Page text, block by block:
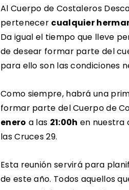
Al Cuerpo de Costaleros
pertenecer cualquier
Da igual el tiempo que lleve
de desear formar parte del
para ello son las condiciones
Como siempre, habrá una
formar parte del Cuerpo de
enero a las 21:00h en nuestra
las Cruces 29.
Esta reunión servirá para
de este año. Todos aquellos